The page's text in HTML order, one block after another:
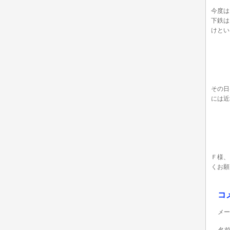
今度
下鉄
けと
その
には
Ｆ様
くお
コ
メ